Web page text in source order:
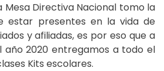
Mesa Directiva Nacional tomo la
estar presentes en la vida de
y afiliadas, es por eso que a
2020 entregamos a todo el
Kits escolares.